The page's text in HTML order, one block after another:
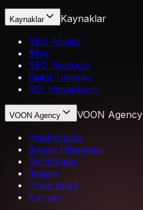
Kaynaklar
Kaynaklar
SEO Analizi
Blog
SEO Sözlüğü
Dijital Terimler
ROI Hesaplayıcı
VOON Agency
VOON Agency
Hakkımızda
Başarı Hikayeleri
Sertifikalar
İletişim
Proje Briefi
Kariyer